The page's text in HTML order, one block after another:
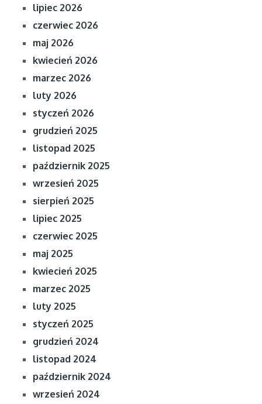
lipiec 2026
czerwiec 2026
maj 2026
kwiecień 2026
marzec 2026
luty 2026
styczeń 2026
grudzień 2025
listopad 2025
październik 2025
wrzesień 2025
sierpień 2025
lipiec 2025
czerwiec 2025
maj 2025
kwiecień 2025
marzec 2025
luty 2025
styczeń 2025
grudzień 2024
listopad 2024
październik 2024
wrzesień 2024